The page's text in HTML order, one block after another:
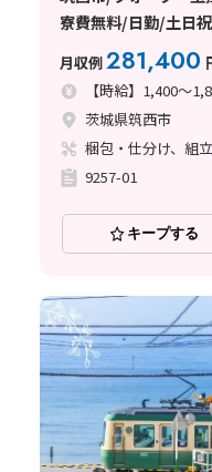
寮費無料/日勤/土日
月収例281,400
【時給】1,400～
茨城県筑西市
9257-01
キープする